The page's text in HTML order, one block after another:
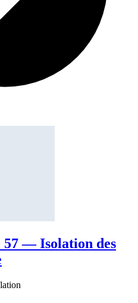
57 — Isolation des